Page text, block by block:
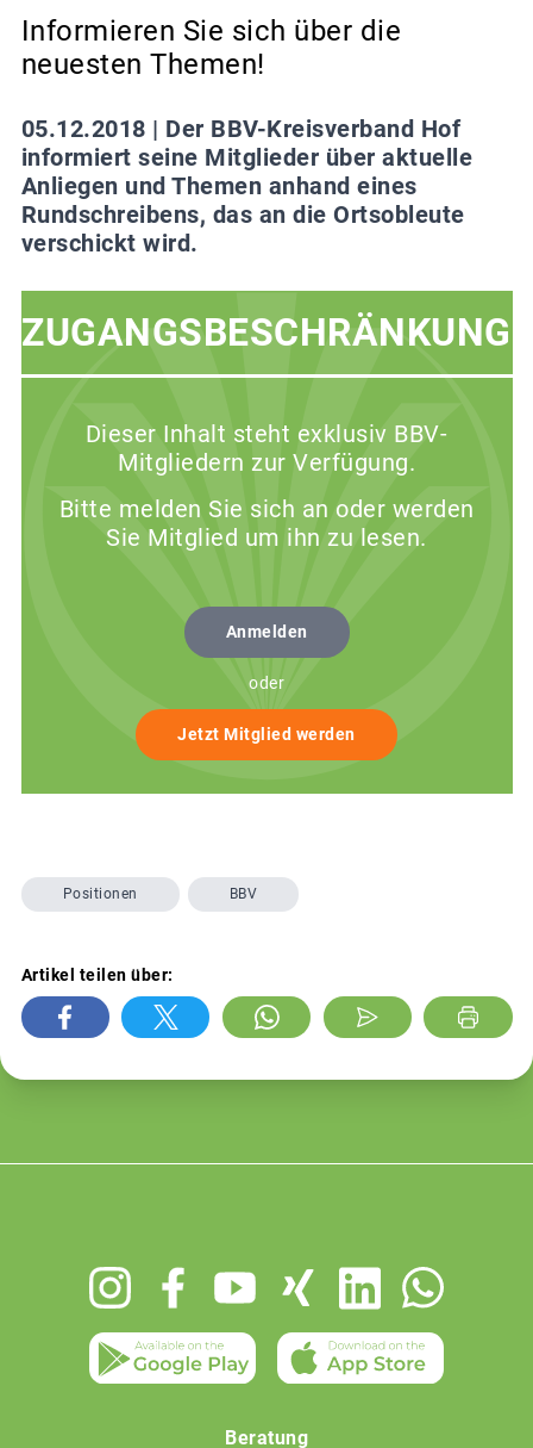
Informieren Sie sich über die
neuesten Themen!
05.12.2018 | Der BBV-Kreisverband Hof
informiert seine Mitglieder über aktuelle
Anliegen und Themen anhand eines
Rundschreibens, das an die Ortsobleute
verschickt wird.
ZUGANGSBESCHRÄNKUNG
Dieser Inhalt steht exklusiv BBV-
Mitgliedern zur Verfügung.
Bitte melden Sie sich an oder werden
Sie Mitglied um ihn zu lesen.
Anmelden
oder
Jetzt Mitglied werden
Positionen BBV
Artikel teilen über:
Beratung